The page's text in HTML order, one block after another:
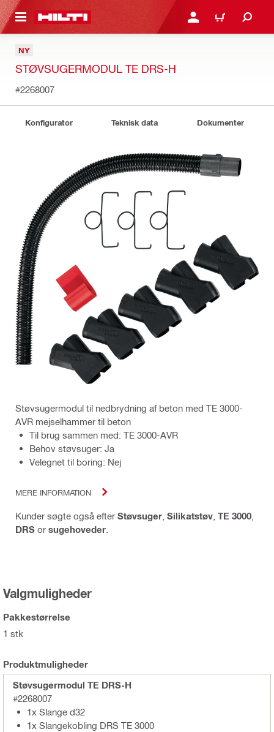
HOVEDINDHOLD LOG IND ELLER
INDKØBSKURV
NY
STØVSUGERMODUL TE DRS-H
#2268007
Konfigurator Teknisk data Dokumenter
Støvsugermodul til nedbrydning af beton med TE 3000-
AVR mejselhammer til beton
Til brug sammen med: TE 3000-AVR
Behov støvsuger: Ja
Velegnet til boring: Nej
MERE INFORMATION
Kunder søgte også efter Støvsuger Silikatstøv TE 3000
DRS or sugehoveder
Valgmuligheder
Pakkestørrelse
1 stk
Produktmuligheder
Støvsugermodul TE DRS-H
#2268007
1x Slange d32
1x Slangekobling DRS TE 3000